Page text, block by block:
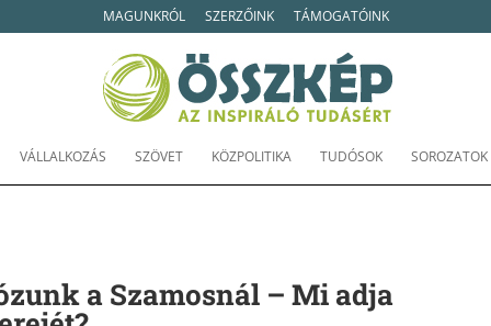
MAGUNKRÓL SZERZŐINK TÁMOGATÓINK
VÁLLALKOZÁS SZÖVET KÖZPOLITIKA TUDÓSOK SOROZATOK
a Szamosnál – Mi adja